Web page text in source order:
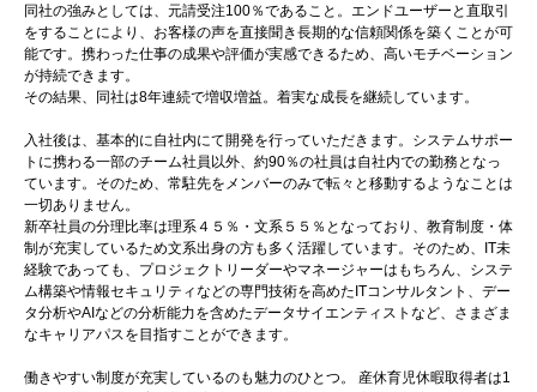
同社の強みとしては、元請受注100％であること。エンドユーザーと直取引
をすることにより、お客様の声を直接聞き長期的な信頼関係を築くことが可
能です。携わった仕事の成果や評価が実感できるため、高いモチベーション
が持続できます。
その結果、同社は8年連続で増収増益。着実な成長を継続しています。
入社後は、基本的に自社内にて開発を行っていただきます。システムサポー
トに携わる一部のチーム社員以外、約90％の社員は自社内での勤務となっ
ています。そのため、常駐先をメンバーのみで転々と移動するようなことは
一切ありません。
新卒社員の分理比率は理系４５％・文系５５％となっており、教育制度・体
制が充実しているため文系出身の方も多く活躍しています。そのため、IT未
経験であっても、プロジェクトリーダーやマネージャーはもちろん、システ
ム構築や情報セキュリティなどの専門技術を高めたITコンサルタント、デー
タ分析やAIなどの分析能力を含めたデータサイエンティストなど、さまざま
なキャリアパスを目指すことができます。
働きやすい制度が充実しているのも魅力のひとつ。 産休育児休暇取得者は1